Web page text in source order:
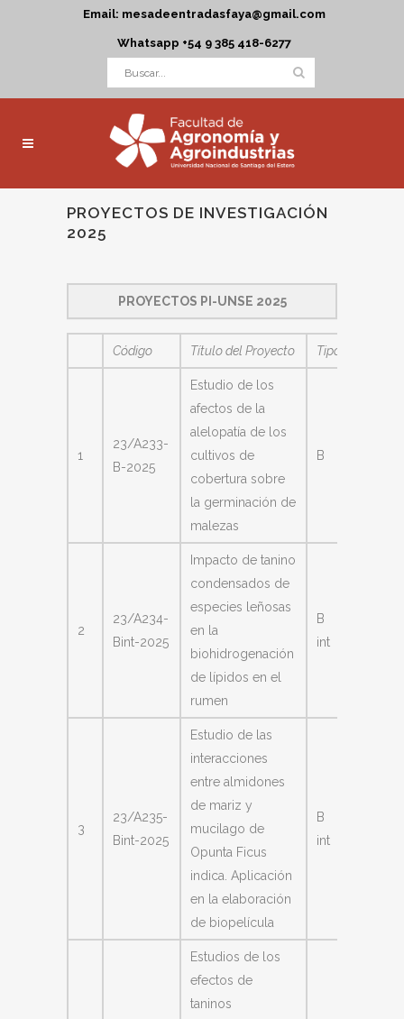
Email: mesadeentradasfaya@gmail.com
Whatsapp +54 9 385 418-6277
PROYECTOS DE INVESTIGACIÓN
2025
PROYECTOS PI-UNSE 2025
Código Título del Proyecto Tipo
1
23/A233-
B-2025
Estudio de los
afectos de la
alelopatía de los
cultivos de
cobertura sobre
la germinación de
malezas
B
2
23/A234-
Bint-2025
Impacto de tanino
condensados de
especies leñosas
en la
biohidrogenación
de lípidos en el
rumen
B
int
3
23/A235-
Bint-2025
Estudio de las
interacciones
entre almidones
de mariz y
mucilago de
Opunta Ficus
indica. Aplicación
en la elaboración
de biopelícula
B
int
Estudios de los
efectos de
taninos